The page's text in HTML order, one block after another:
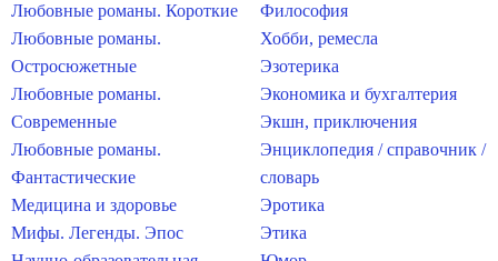
Любовные романы. Короткие
Любовные романы.
Остросюжетные
Любовные романы.
Современные
Любовные романы.
Фантастические
Медицина и здоровье
Мифы. Легенды. Эпос
Философия
Хобби, ремесла
Эзотерика
Экономика и бухгалтерия
Экшн, приключения
Энциклопедия / справочник /
словарь
Эротика
Этика